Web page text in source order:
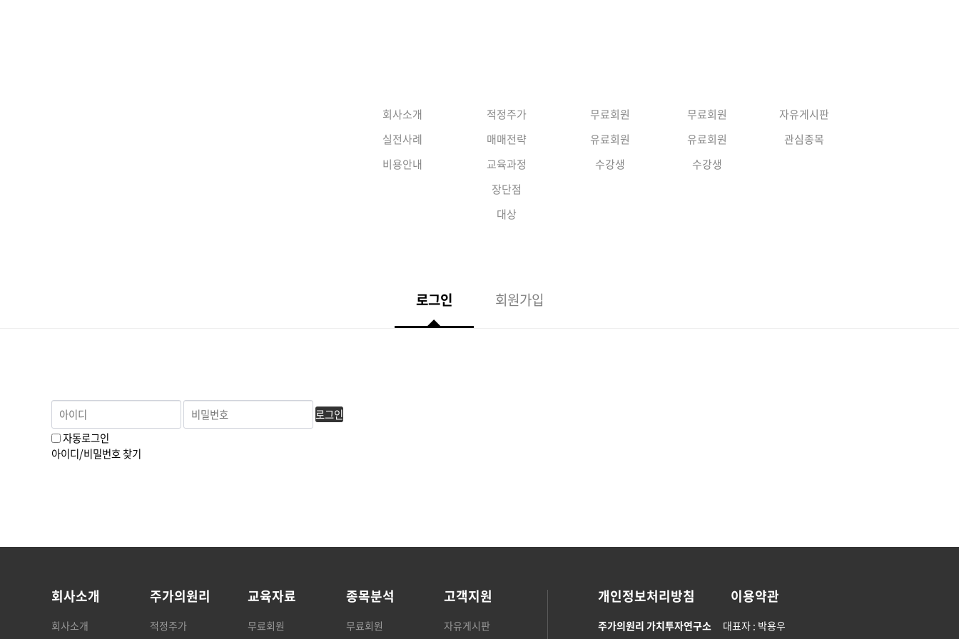
회사소개
실전사례
비용안내
적정주가
매매전략
교육과정
장단점
대상
무료회원
유료회원
수강생
무료회원
유료회원
수강생
자유게시판
관심종목
로그인
로그인 회원가입
로그인
자동로그인
아이디/비밀번호 찾기
회사소개
회사소개
주가의원리
적정주가
교육자료
무료회원
종목분석
무료회원
고객지원
자유게시판
개인정보처리방침 이용약관
주가의원리 가치투자연구소
대표자 : 박용우